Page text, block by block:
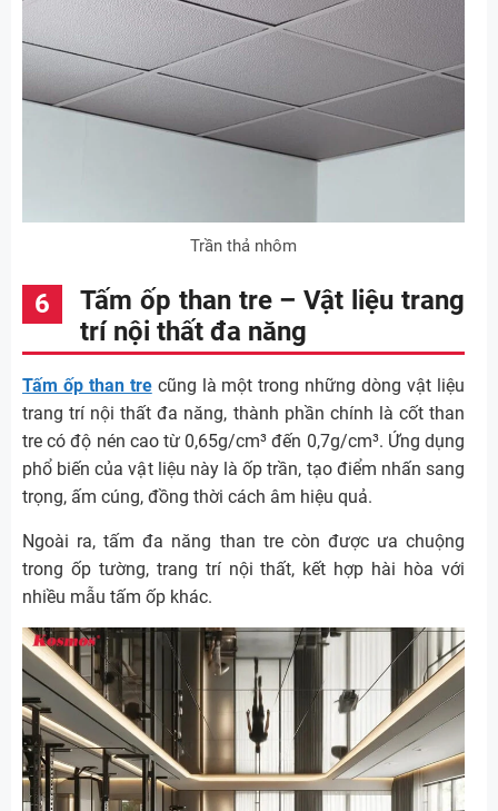
Trần thả nhôm
Tấm ốp than tre – Vật liệu trang
trí nội thất đa năng
Tấm ốp than tre cũng là một trong những dòng vật liệu
trang trí nội thất đa năng, thành phần chính là cốt than
tre có độ nén cao từ 0,65g/cm³ đến 0,7g/cm³. Ứng dụng
phổ biến của vật liệu này là ốp trần, tạo điểm nhấn sang
trọng, ấm cúng, đồng thời cách âm hiệu quả.
Ngoài ra, tấm đa năng than tre còn được ưa chuộng
trong ốp tường, trang trí nội thất, kết hợp hài hòa với
nhiều mẫu tấm ốp khác.